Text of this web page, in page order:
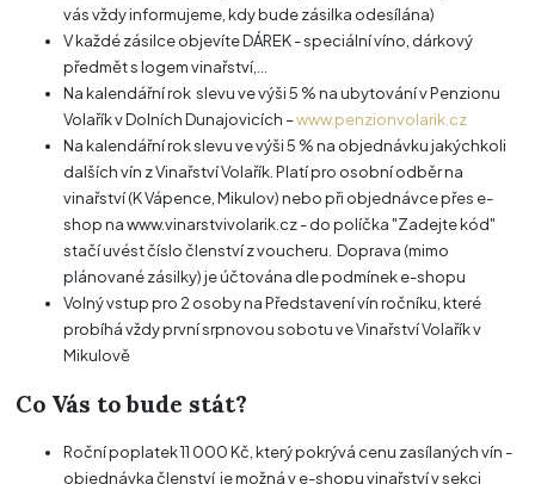
vás vždy informujeme, kdy bude zásilka odesílána)
V každé zásilce objevíte DÁREK - speciální víno, dárkový
předmět s logem vinařství,...
Na kalendářní rok slevu ve výši 5 % na ubytování v Penzionu
Volařík v Dolních Dunajovicích –www.penzionvolarik.cz
Na kalendářní rok slevu ve výši 5 % na objednávku jakýchkoli
dalších vín z Vinařství Volařík. Platí pro osobní odběr na
vinařství (K Vápence, Mikulov) nebo při objednávce přes e-
shop na www.vinarstvivolarik.cz - do políčka "Zadejte kód"
stačí uvést číslo členství z voucheru. Doprava (mimo
plánované zásilky) je účtována dle podmínek e-shopu
Volný vstup pro 2 osoby na Představení vín ročníku, které
probíhá vždy první srpnovou sobotu ve Vinařství Volařík v
Mikulově
Co Vás to bude stát?
Roční poplatek 11 000 Kč, který pokrývá cenu zasílaných vín -
objednávka členství je možná v e-shopu vinařství v sekci